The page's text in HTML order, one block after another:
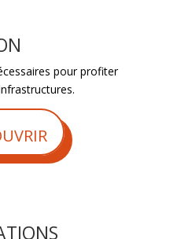
pour profiter